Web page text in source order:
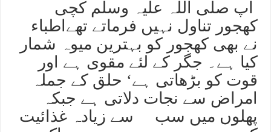
آپ صلی اللہ علیہ وسلم کچی
کھجور تناول نہیں فرماتے تھےاطباء
نے بھی کھجور کو بہترین میوہ شمار
کیا ہے۔ جگر کے لئے مقوی ہے اور
قوت کو بڑھاتی ہے‘ حلق کے جملہ
امراض سے نجات دلاتی ہے جبکہ
پھلوں میں سب سے زیادہ غذائیت